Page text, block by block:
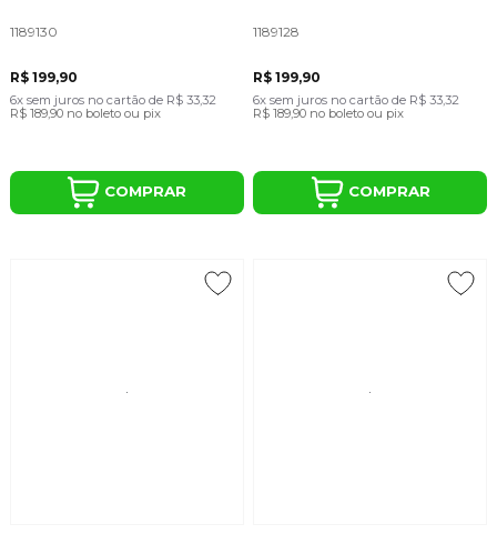
1189130
R$ 199,90
6x sem juros no cartãode R$ 33,32
R$ 189,90 no boleto ou pix
COMPRAR
1189128
R$ 199,90
6x sem juros no cartão de R$ 33,32
R$ 189,90 no boleto ou pix
COMPRAR